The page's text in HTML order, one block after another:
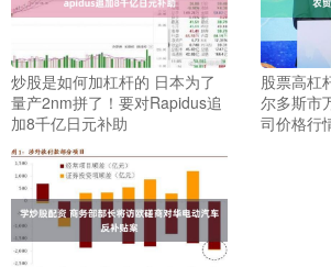
炒股是如何加杠杆的 日本为了
量产2nm拼了！要对Rapidus追
加8千亿日元补助
股票高杠
尔多斯市
司价格行